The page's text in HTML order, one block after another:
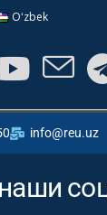
Oʻzbek
info@reu.uz